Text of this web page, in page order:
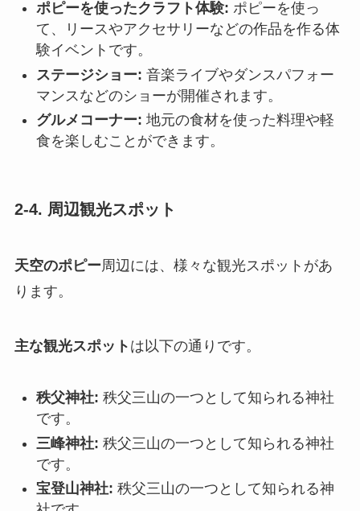
ポピーを使ったクラフト体験: ポピーを使っ
て、リースやアクセサリーなどの作品を作る体
験イベントです。
ステージショー: 音楽ライブやダンスパフォー
マンスなどのショーが開催されます。
グルメコーナー: 地元の食材を使った料理や軽
食を楽しむことができます。
2-4. 周辺観光スポット
天空のポピー周辺には、様々な観光スポットがあ
ります。
主な観光スポット は以下の通りです。
秩父神社: 秩父三山の一つとして知られる神社
です。
三峰神社: 秩父三山の一つとして知られる神社
です。
宝登山神社: 秩父三山の一つとして知られる神